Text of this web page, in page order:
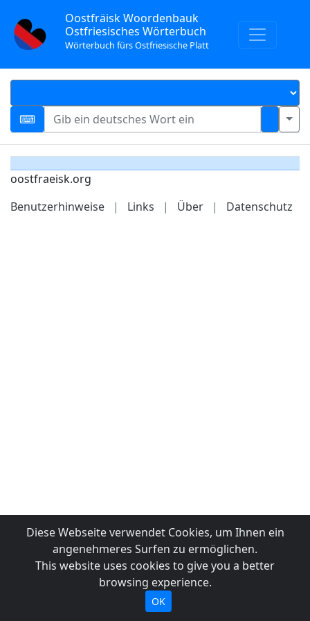
Oostfräisk Woordenbauk
Ostfriesisches Wörterbuch
Wörterbuch fürs Ostfriesische Platt
oostfraeisk.org
Benutzerhinweise
| Links | Über | Datenschutz
Diese Webseite verwendet Cookies, um Ihnen ein
angenehmeres Surfen zu ermöglichen.
This website uses cookies to give you a better
browsing experience.
OK